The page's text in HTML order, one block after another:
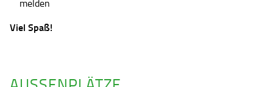
melden
Viel Spaß!